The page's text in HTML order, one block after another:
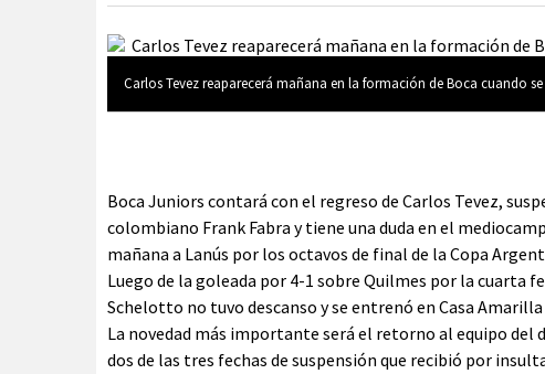
Carlos Tevez reaparecerá mañana en la formación de Boca cuando
Boca Juniors contará con el regreso de Carlos Tevez,
colombiano Frank Fabra y tiene una duda en el
mañana a Lanús por los octavos de final de la Copa
Luego de la goleada por 4-1 sobre Quilmes por la cuarta
Schelotto no tuvo descanso y se entrenó en Casa
La novedad más importante será el retorno al equipo del
dos de las tres fechas de suspensión que recibió por